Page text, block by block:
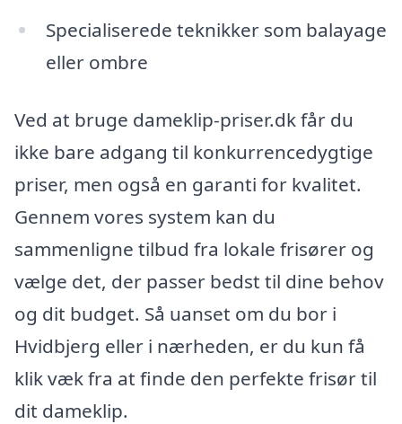
Specialiserede teknikker som balayage
eller ombre
Ved at bruge dameklip-priser.dk får du
ikke bare adgang til konkurrencedygtige
priser, men også en garanti for kvalitet.
Gennem vores system kan du
sammenligne tilbud fra lokale frisører og
vælge det, der passer bedst til dine behov
og dit budget. Så uanset om du bor i
Hvidbjerg eller i nærheden, er du kun få
klik væk fra at finde den perfekte frisør til
dit dameklip.